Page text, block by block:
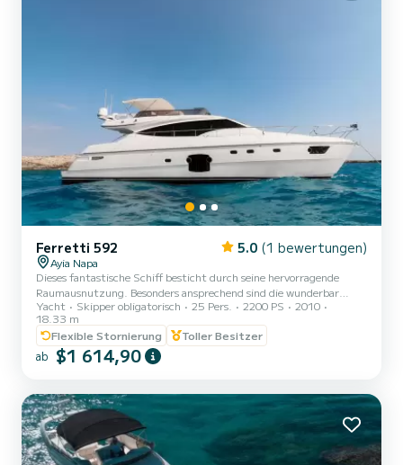
Ferretti 592 5.0 (1 bewertungen)
Ayia Napa
Dieses fantastische Schiff besticht durch seine hervorragende
Raumausnutzung. Besonders ansprechend sind die wunderbar
hellen Innenräume und die modularen Außenbereiche. Ihre
Technologie der neuesten Generation sorgt für ein unvergleichliches
Kreuzfahrterlebnis inmitten eines wahrhaft ikonischen Designs.
Dies ist eine Yacht, die Platz für Schönheit bietet. Exterieur Die
592 hat ein schlankes Profil und große Fenster mit offener Sicht.
Yacht Skipper obligatorisch 25 Pers. 2200 PS
2010
18.33 m
Flexible Stornierung
Toller Besitzer
ab $1 614,90